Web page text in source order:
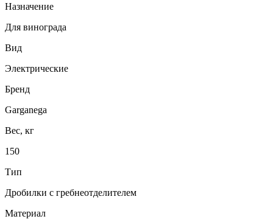
Назначение
Для винограда
Вид
Электрические
Бренд
Garganega
Вес, кг
150
Тип
Дробилки с гребнеотделителем
Материал